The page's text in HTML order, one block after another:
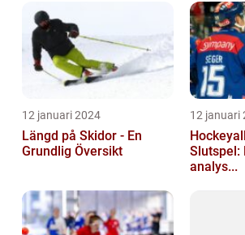
12 januari 2024
Längd på Skidor - En
Grundlig Översikt
12 januari
Slutspel:
analys...